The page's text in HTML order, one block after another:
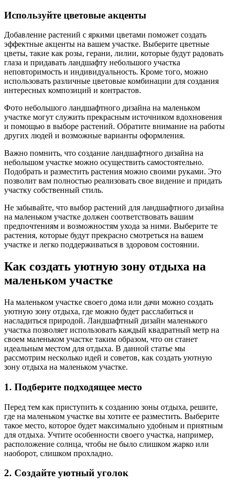
Используйте цветовые акценты
Добавление растений с яркими цветами поможет создать
эффектные акценты на вашем участке. Выберите цветные
цветы, такие как розы, герани, лилии, которые будут радовать
глаза и придавать ландшафту небольшого участка
неповторимость и индивидуальность. Кроме того, можно
использовать различные цветовые комбинации для создания
интересных композиций и контрастов.
Фото небольшого ландшафтного дизайна на маленьком
участке могут служить прекрасным источником вдохновения
и помощью в выборе растений. Обратите внимание на работы
других людей и возможные варианты оформления.
Важно помнить, что создание ландшафтного дизайна на
небольшом участке можно осуществить самостоятельно.
Подобрать и разместить растения можно своими руками. Это
позволит вам полностью реализовать свое видение и придать
участку собственный стиль.
Не забывайте, что выбор растений для ландшафтного дизайна
на маленьком участке должен соответствовать вашим
предпочтениям и возможностям ухода за ними. Выберите те
растения, которые будут прекрасно смотреться на вашем
участке и легко поддерживаться в здоровом состоянии.
Как создать уютную зону отдыха на
маленьком участке
На маленьком участке своего дома или дачи можно создать
уютную зону отдыха, где можно будет расслабиться и
насладиться природой. Ландшафтный дизайн маленького
участка позволяет использовать каждый квадратный метр на
своем маленьком участке таким образом, что он станет
идеальным местом для отдыха. В данной статье мы
рассмотрим несколько идей и советов, как создать уютную
зону отдыха на маленьком участке.
1. Подберите подходящее место
Перед тем как приступить к созданию зоны отдыха, решите,
где на маленьком участке вы хотите ее разместить. Выберите
такое место, которое будет максимально удобным и приятным
для отдыха. Учтите особенности своего участка, например,
расположение солнца, чтобы не было слишком жарко или
наоборот, слишком прохладно.
2. Создайте уютный уголок